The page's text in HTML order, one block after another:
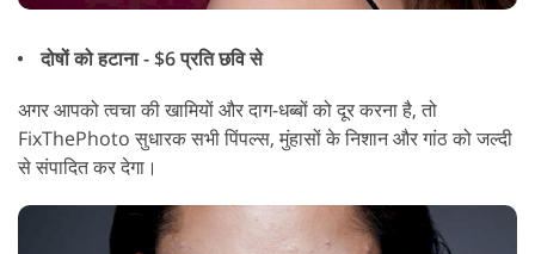
दोषों को हटाना - $6 प्रति छवि से
अगर आपको त्वचा की खामियों और दाग-धब्बों को दूर करना है, तो
FixThePhoto सुधारक सभी पिंपल्स, मुंहासों के निशान और गांठ को जल्दी
से संपादित कर देगा।